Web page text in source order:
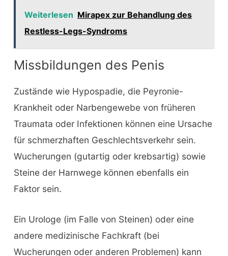
Weiterlesen Mirapex zur Behandlung des
Restless-Legs-Syndroms
Missbildungen des Penis
Zustände wie Hypospadie, die Peyronie-
Krankheit oder Narbengewebe von früheren
Traumata oder Infektionen können eine Ursache
für schmerzhaften Geschlechtsverkehr sein.
Wucherungen (gutartig oder krebsartig) sowie
Steine der Harnwege können ebenfalls ein
Faktor sein.
Ein Urologe (im Falle von Steinen) oder eine
andere medizinische Fachkraft (bei
Wucherungen oder anderen Problemen) kann